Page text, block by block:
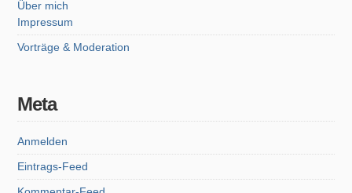
Über mich
Impressum
Vorträge & Moderation
Meta
Anmelden
Eintrags-Feed